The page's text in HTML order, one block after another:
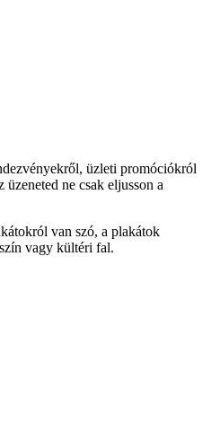
üzleti promóciókról
ne csak eljusson a
van szó, a plakátok
vagy kültéri fal.